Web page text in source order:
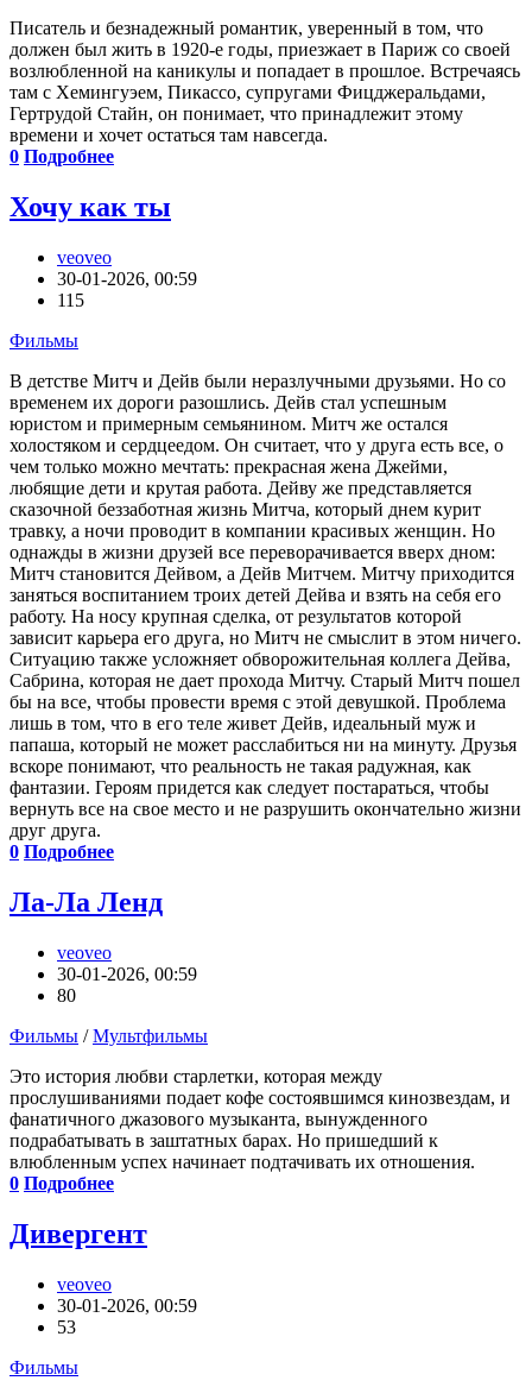
Писатель и безнадежный романтик, уверенный в том, что
должен был жить в 1920-е годы, приезжает в Париж со своей
возлюбленной на каникулы и попадает в прошлое. Встречаясь
там с Хемингуэем, Пикассо, супругами Фицджеральдами,
Гертрудой Стайн, он понимает, что принадлежит этому
времени и хочет остаться там навсегда.
0 Подробнее
Хочу как ты
veoveo
30-01-2026, 00:59
115
Фильмы
В детстве Митч и Дейв были неразлучными друзьями. Но со
временем их дороги разошлись. Дейв стал успешным
юристом и примерным семьянином. Митч же остался
холостяком и сердцеедом. Он считает, что у друга есть все, о
чем только можно мечтать: прекрасная жена Джейми,
любящие дети и крутая работа. Дейву же представляется
сказочной беззаботная жизнь Митча, который днем курит
травку, а ночи проводит в компании красивых женщин. Но
однажды в жизни друзей все переворачивается вверх дном:
Митч становится Дейвом, а Дейв Митчем. Митчу приходится
заняться воспитанием троих детей Дейва и взять на себя его
работу. На носу крупная сделка, от результатов которой
зависит карьера его друга, но Митч не смыслит в этом ничего.
Ситуацию также усложняет обворожительная коллега Дейва,
Сабрина, которая не дает прохода Митчу. Старый Митч пошел
бы на все, чтобы провести время с этой девушкой. Проблема
лишь в том, что в его теле живет Дейв, идеальный муж и
папаша, который не может расслабиться ни на минуту. Друзья
вскоре понимают, что реальность не такая радужная, как
фантазии. Героям придется как следует постараться, чтобы
вернуть все на свое место и не разрушить окончательно жизни
друг друга.
0 Подробнее
Ла-Ла Ленд
veoveo
30-01-2026, 00:59
80
Фильмы /Мультфильмы
Это история любви старлетки, которая между
прослушиваниями подает кофе состоявшимся кинозвездам, и
фанатичного джазового музыканта, вынужденного
подрабатывать в заштатных барах. Но пришедший к
влюбленным успех начинает подтачивать их отношения.
0 Подробнее
Дивергент
veoveo
30-01-2026, 00:59
53
Фильмы